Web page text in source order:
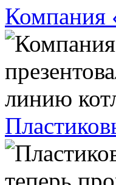
Компания